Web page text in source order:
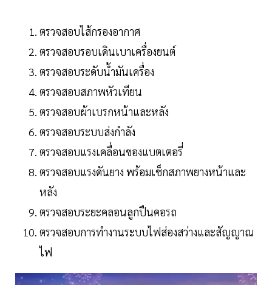
ตรวจสอบไส้กรองอากาศ
ตรวจสอบรอบเดินเบาเครื่องยนต์
ตรวจสอบระดับน้ำมันเครื่อง
ตรวจสอบสภาพหัวเทียน
ตรวจสอบผ้าเบรกหน้าและหลัง
ตรวจสอบระบบส่งกำลัง
ตรวจสอบแรงเคลื่อนของแบตเตอรี่
ตรวจสอบแรงดันยาง พร้อมเช็กสภาพยางหน้าและ
หลัง
ตรวจสอบระยะคลอนลูกปืนคอรถ
ตรวจสอบการทำงานระบบไฟส่องสว่างและสัญญาณ
ไฟ